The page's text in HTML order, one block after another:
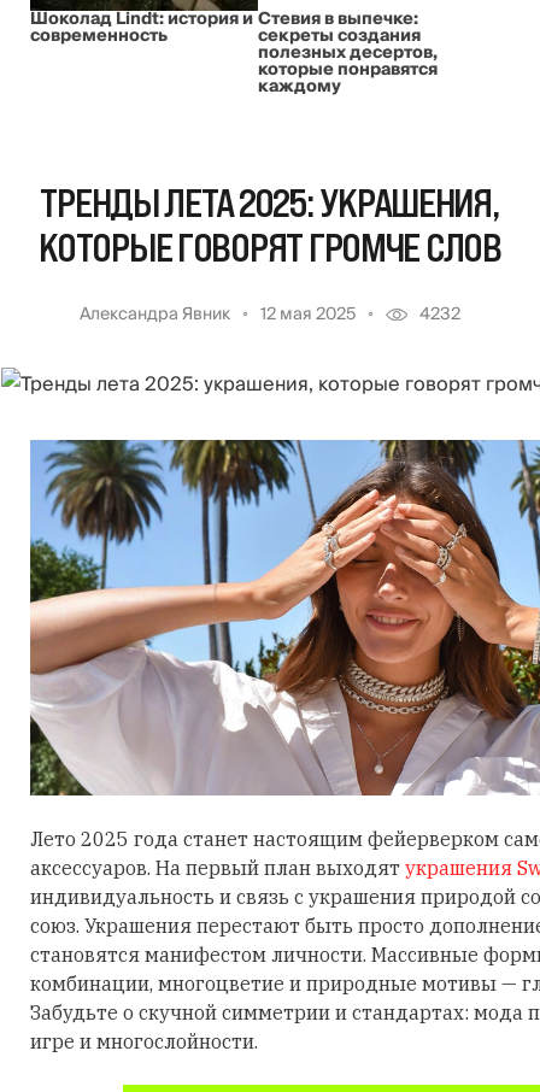
Шоколад Lindt: история и
современность
Стевия в выпечке:
секреты создания
полезных десертов,
которые понравятся
каждому
ТРЕНДЫ ЛЕТА 2025: УКРАШЕНИЯ,
КОТОРЫЕ ГОВОРЯТ ГРОМЧЕ СЛОВ
Александра Явник 12 мая 2025 4232
Лето 2025 года станет настоящим фейерверком
аксессуаров. На первый план выходят украшения
индивидуальность и связь с украшения природой
союз. Украшения перестают быть просто
становятся манифестом личности. Массивные
комбинации, многоцветие и природные мотивы —
Забудьте о скучной симметрии и стандартах: мода
игре и многослойности.